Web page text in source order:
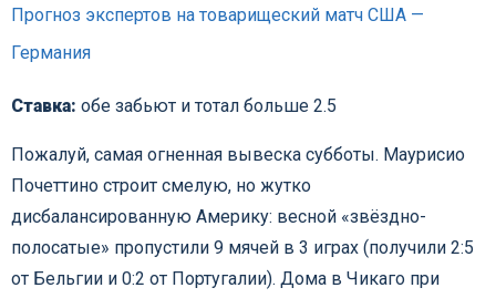
Прогноз экспертов на товарищеский матч США —
Германия
Ставка: обе забьют и тотал больше 2.5
Пожалуй, самая огненная вывеска субботы. Маурисио
Почеттино строит смелую, но жутко
дисбалансированную Америку: весной «звёздно-
полосатые» пропустили 9 мячей в 3 играх (получили 2:5
от Бельгии и 0:2 от Португалии). Дома в Чикаго при